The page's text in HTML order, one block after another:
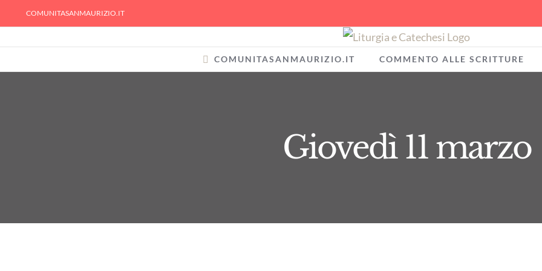
to
content
COMUNITASANMAURIZIO.IT
COMUNITASANMAURIZIO.IT COMMENTO ALLE SCRITTURE
Giovedì 11 marzo